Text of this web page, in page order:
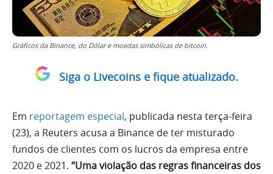
Gráficos da Binance, do Dólar e moedas simbólicas de bitcoin.
Siga o Livecoins e fique atualizado.
Em reportagem especial, publicada nesta terça-feira
(23), a Reuters acusa a Binance de ter misturado
fundos de clientes com os lucros da empresa entre
2020 e 2021. “Uma violação das regras financeiras dos